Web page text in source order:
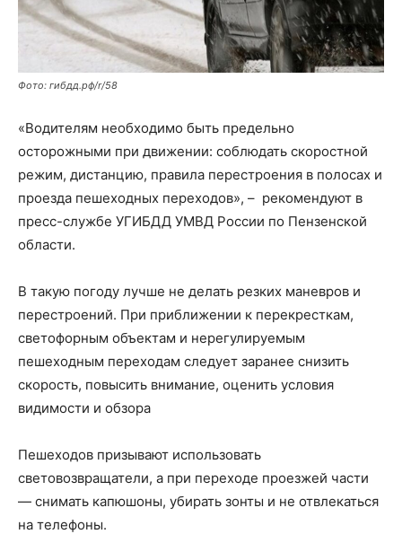
Фото: гибдд.рф/r/58
«Водителям необходимо быть предельно
осторожными при движении: соблюдать скоростной
режим, дистанцию, правила перестроения в полосах и
проезда пешеходных переходов», – рекомендуют в
пресс-службе УГИБДД УМВД России по Пензенской
области.
В такую погоду лучше не делать резких маневров и
перестроений. При приближении к перекресткам,
светофорным объектам и нерегулируемым
пешеходным переходам следует заранее снизить
скорость, повысить внимание, оценить условия
видимости и обзора
Пешеходов призывают использовать
световозвращатели, а при переходе проезжей части
— снимать капюшоны, убирать зонты и не отвлекаться
на телефоны.